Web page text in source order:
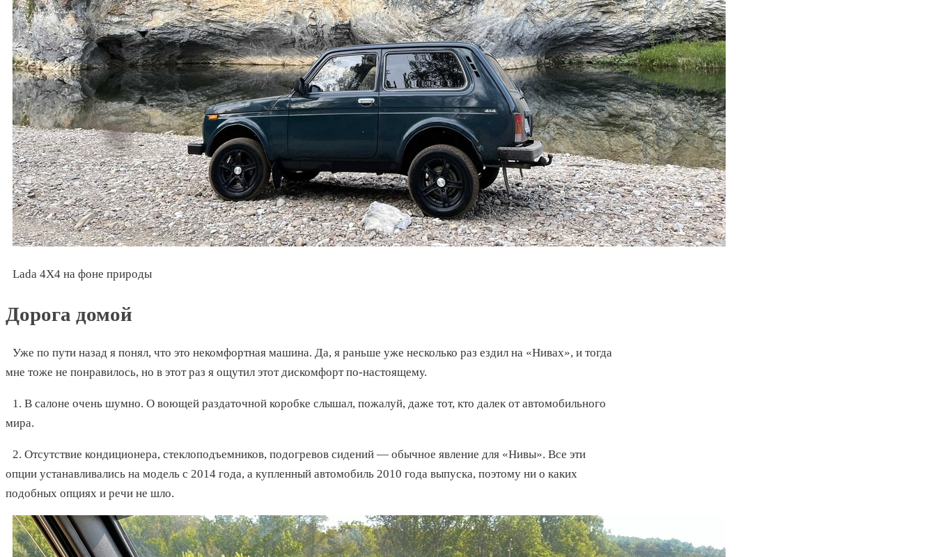
Lada 4X4 на фоне природы
Дорога домой
Уже по пути назад я понял, что это некомфортная машина. Да, я раньше уже несколько раз ездил на «Нивах», и тогда
мне тоже не понравилось, но в этот раз я ощутил этот дискомфорт по-настоящему.
1. В салоне очень шумно. О воющей раздаточной коробке слышал, пожалуй, даже тот, кто далек от автомобильного
мира.
2. Отсутствие кондиционера, стеклоподъемников, подогревов сидений — обычное явление для «Нивы». Все эти
опции устанавливались на модель с 2014 года, а купленный автомобиль 2010 года выпуска, поэтому ни о каких
подобных опциях и речи не шло.